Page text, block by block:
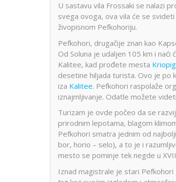
U sastavu vila Frossaki se nalazi
svega ovoga, ova vila će se
živopisnom Pefkohoriju.
Pefkohori, drugačije znan kao
Od Soluna je udaljen 105 km i
Kalitee, kad prođete mesta
desetine hiljada turista. Ovo je po
iza Kalitee. Pefkohori raspolaže
iznajmljivanje. Odatle možete
Turizam je ovde počeo da se
prirodnim lepotama, blagom
Pefkohori smatra jednim od
bor, horio – selo), a to je i
mesto se pominje tek negde u
Iznad magistrale je stari